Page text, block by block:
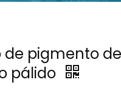
de pigmento de
pálido